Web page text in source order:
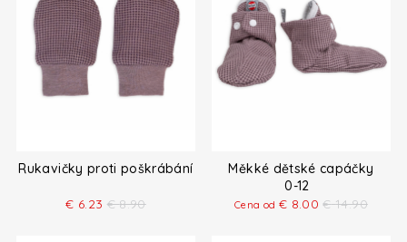
Rukavičky proti poškrábání
€ 6.23 € 8.90
Měkké dětské capáčky
0-12
Cena od € 8.00 € 14.90